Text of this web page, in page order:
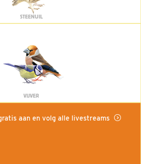
STEENUIL
VIJVER
aan en volg alle livestreams